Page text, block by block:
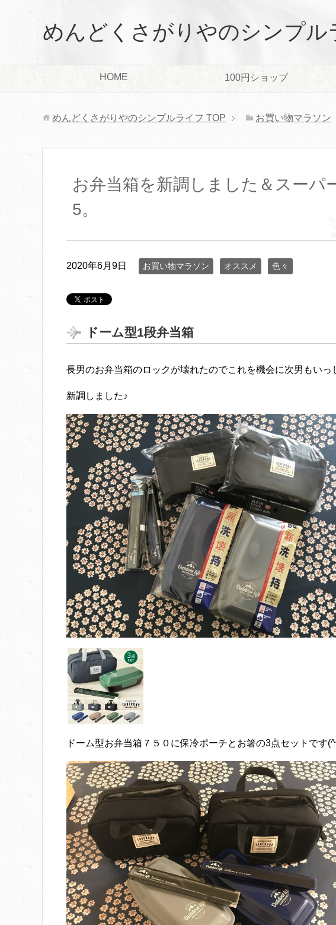
めんどくさがりやのシンプル
HOME 100円ショップ
めんどくさがりやのシンプルライフ TOP お買い物マラソン
お弁当箱を新調しました＆スーパ
5。
2020年6月9日 お買い物マラソン オススメ 色々
ドーム型1段弁当箱
長男のお弁当箱のロックが壊れたのでこれを機会に次男もいっ
新調しました♪
ドーム型お弁当箱７５０に保冷ポーチとお箸の3点セットです